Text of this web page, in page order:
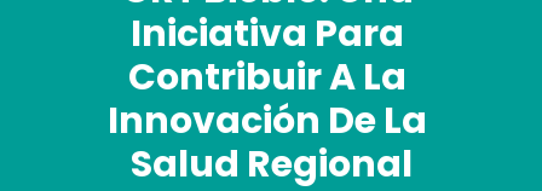
Iniciativa Para
Contribuir A La
Innovación De La
Salud Regional